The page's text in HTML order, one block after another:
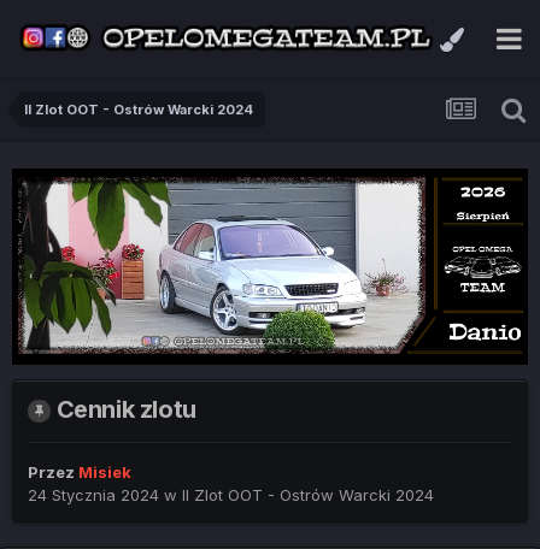
II Zlot OOT - Ostrów Warcki 2024
Cennik zlotu
Przez Misiek
24 Stycznia 2024 w II Zlot OOT - Ostrów Warcki 2024